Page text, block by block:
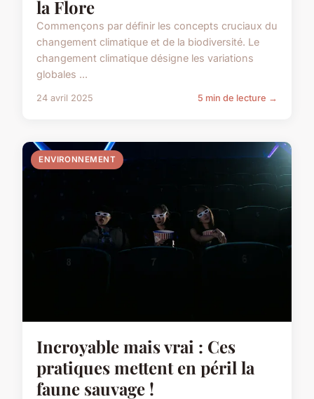
la Flore
Commençons par définir les concepts cruciaux du
changement climatique et de la biodiversité. Le
changement climatique désigne les variations
globales ...
24 avril 2025 5 min de lecture →
ENVIRONNEMENT
Incroyable mais vrai : Ces
pratiques mettent en péril la
faune sauvage !